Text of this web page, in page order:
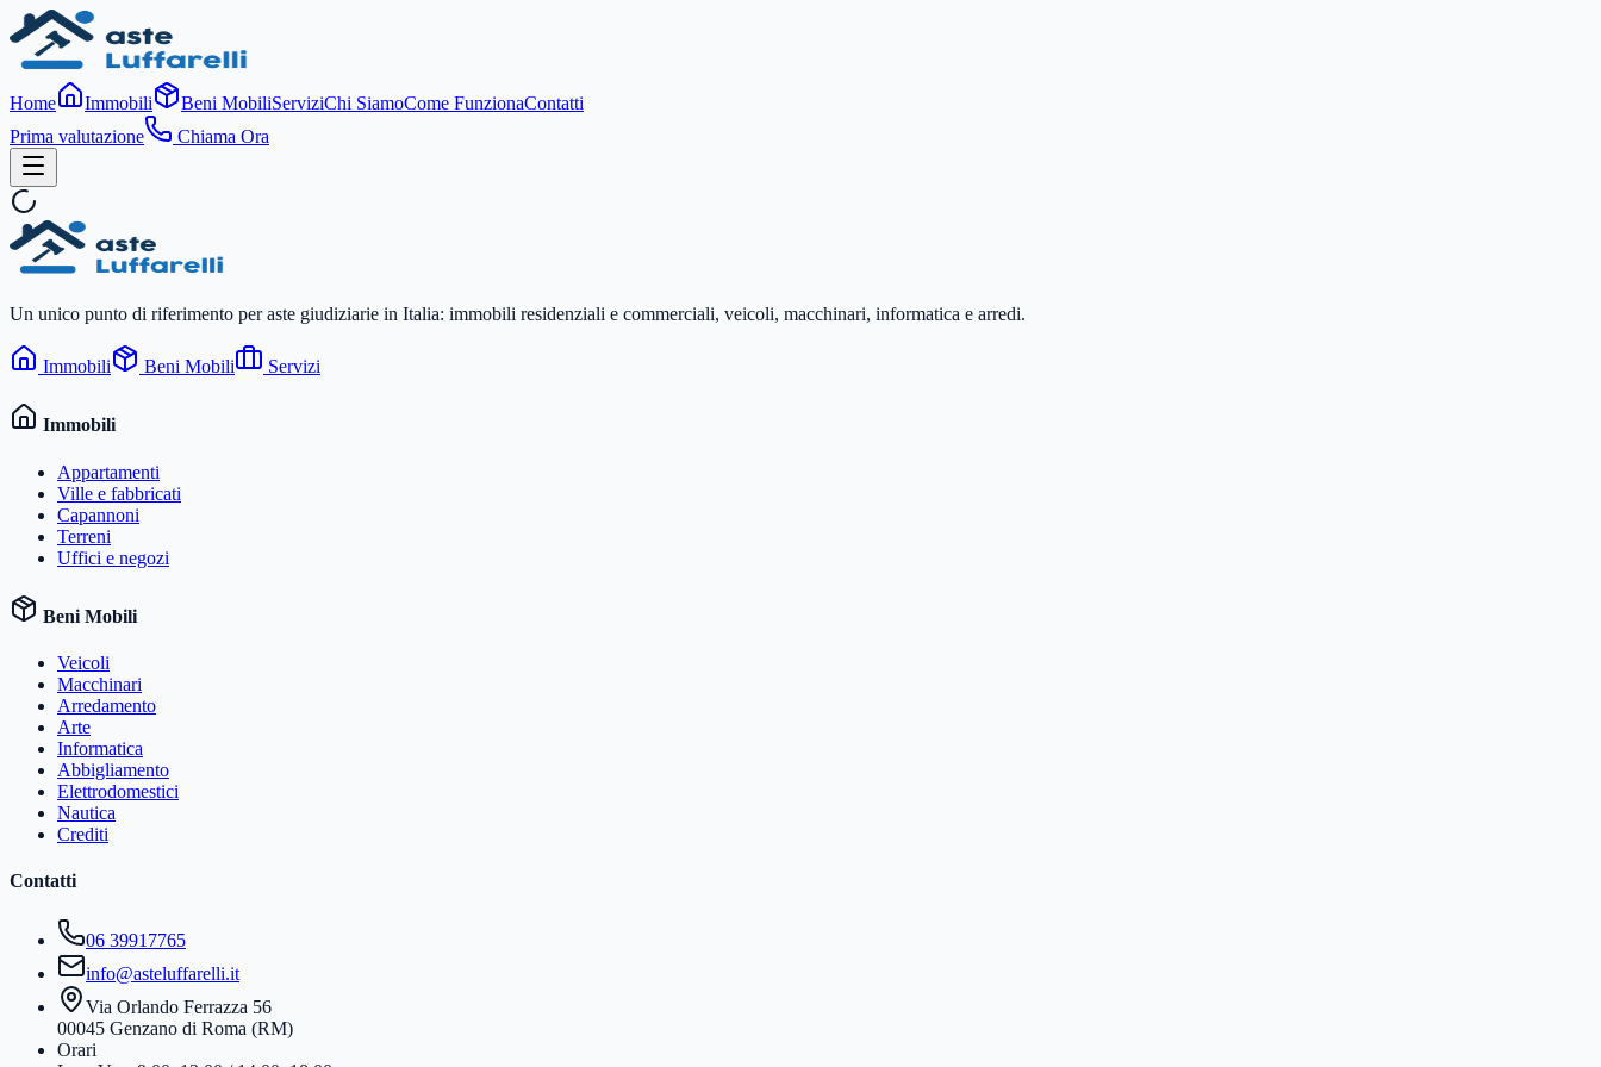
Home Immobili Beni MobiliServiziChi SiamoCome FunzionaContatti
Prima valutazione
Chiama Ora
Un unico punto di riferimento per aste giudiziarie in Italia: immobili residenziali e commerciali, veicoli, macchinari, informatica e arredi.
Immobili Beni Mobili Servizi
Immobili
Appartamenti
Ville e fabbricati
Capannoni
Terreni
Uffici e negozi
Beni Mobili
Veicoli
Macchinari
Arredamento
Arte
Informatica
Abbigliamento
Elettrodomestici
Nautica
Crediti
Contatti
06 39917765
info@asteluffarelli.it
Via Orlando Ferrazza 56
00045 Genzano di Roma (RM)
Orari